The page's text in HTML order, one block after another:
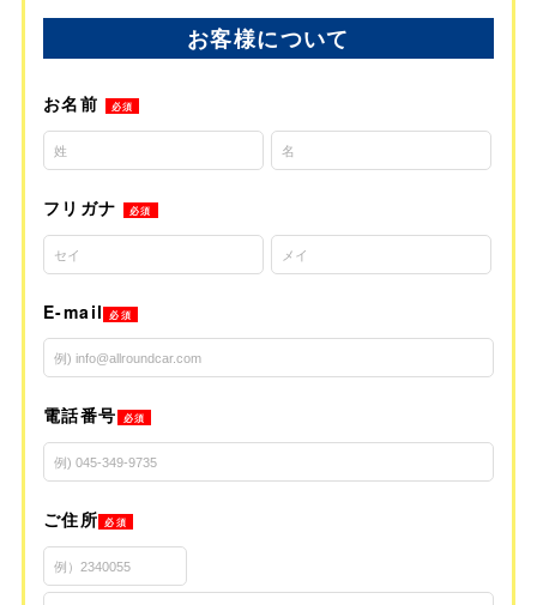
お客様について
お名前 必須
フリガナ 必須
E-mail 必須
電話番号 必須
ご住所 必須